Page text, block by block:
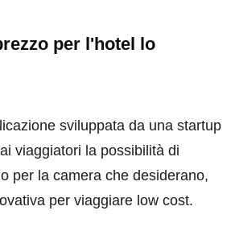
per l'hotel lo
sviluppata da una startup
viaggiatori la possibilità di
per la camera che desiderano,
per viaggiare low cost.